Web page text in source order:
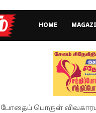
HOME
போதைப் பொருள்